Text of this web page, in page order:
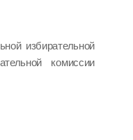
избирательной
комиссии